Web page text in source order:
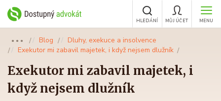
MENU
MŮJ ÚČET
HLEDÁNÍ
●●● Blog
Dluhy, exekuce a insolvence
Exekutor mi zabavil majetek, i když nejsem dlužník
Exekutor mi zabavil majetek, i
když nejsem dlužník